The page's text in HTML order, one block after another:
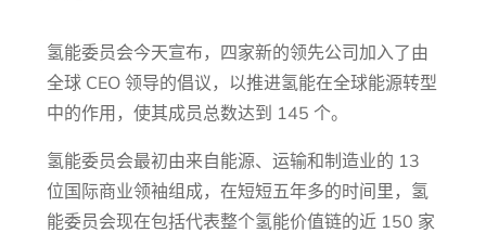
氢能委员会今天宣布，四家新的领先公司加入了由
全球 CEO 领导的倡议，以推进氢能在全球能源转型
中的作用，使其成员总数达到 145 个。
氢能委员会最初由来自能源、运输和制造业的 13
位国际商业领袖组成，在短短五年多的时间里，氢
能委员会现在包括代表整个氢能价值链的近 150 家